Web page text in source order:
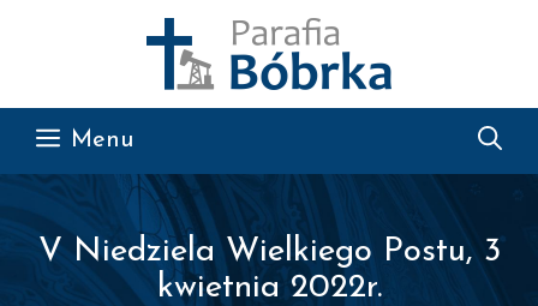
Menu
V Niedziela Wielkiego Postu, 3
kwietnia 2022r.